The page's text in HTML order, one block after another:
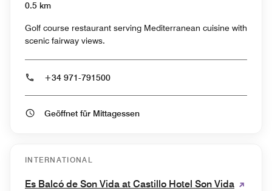
0.5 km
Golf course restaurant serving Mediterranean cuisine with
scenic fairway views.
+34 971-791500
Geöffnet für Mittagessen
INTERNATIONAL
Es Balcó de Son Vida at Castillo Hotel Son Vida